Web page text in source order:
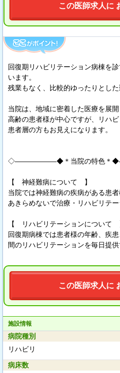
この医師求人に
回復期リハビリテーション病棟を
います。
残業もなく、比較的ゆったりとした
当院は、地域に密着した医療を展開
高齢の患者様が中心ですが、リハ
患者層の方もお見えになります。
◇――――――◆＊当院の特色
【 神経難病について 】
当院では神経難病の疾病がある患者
あきらめないで治療・リハビリテー
【 リハビリテーションについて
回復期病棟では患者様の年齢、疾
間のリハビリテーションを毎日提
この医師求人に
施設情報
病院種別
リハビリ
病床数